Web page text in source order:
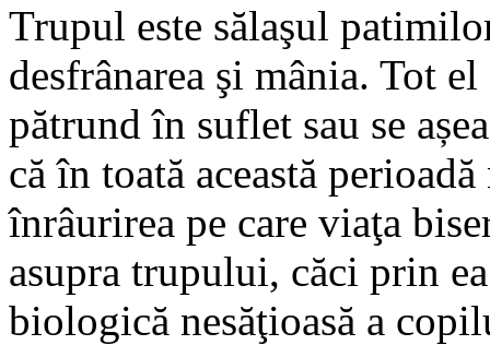
Trupul este sălaşul
desfrânarea şi mânia. Tot
pătrund în suflet sau se
că în toată această
înrâurirea pe care viaţa
asupra trupului, căci prin
biologică nesăţioasă a